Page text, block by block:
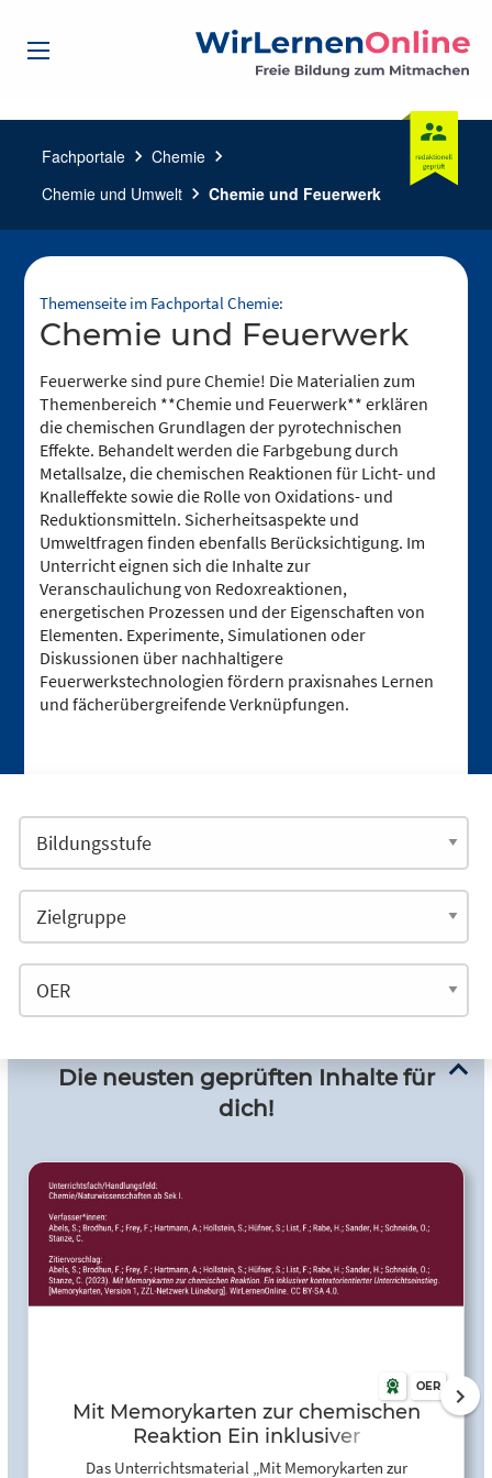
Fachportale chevron_right Chemie chevron_right
Chemie und Umwelt chevron_right Chemie und Feuerwerk
Themenseite im Fachportal Chemie:
Chemie und Feuerwerk
Feuerwerke sind pure Chemie! Die Materialien zum
Themenbereich **Chemie und Feuerwerk** erklären
die chemischen Grundlagen der pyrotechnischen
Effekte. Behandelt werden die Farbgebung durch
Metallsalze, die chemischen Reaktionen für Licht- und
Knalleffekte sowie die Rolle von Oxidations- und
Reduktionsmitteln. Sicherheitsaspekte und
Umweltfragen finden ebenfalls Berücksichtigung. Im
Unterricht eignen sich die Inhalte zur
Veranschaulichung von Redoxreaktionen,
energetischen Prozessen und der Eigenschaften von
Elementen. Experimente, Simulationen oder
Diskussionen über nachhaltigere
Feuerwerkstechnologien fördern praxisnahes Lernen
und fächerübergreifende Verknüpfungen.
Die neusten geprüften Inhalte für
dich!
OER
Mit Memorykarten zur chemischen
Reaktion Ein inklusiver
kontextorientierter Unterrichtseinstieg
Das Unterrichtsmaterial „Mit Memorykarten zur